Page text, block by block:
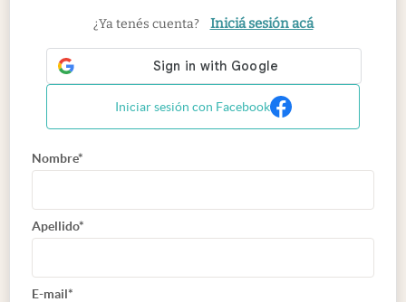
¿Ya tenés cuenta? Iniciá sesión acá
Iniciar sesión con Facebook
Nombre*
Apellido*
E-mail*